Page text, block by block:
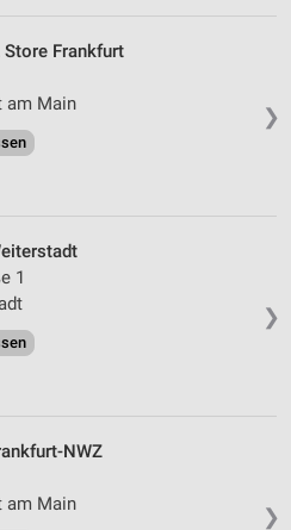
❯
Frankfurt
am Main
❯
1
❯
NWZ
am Main